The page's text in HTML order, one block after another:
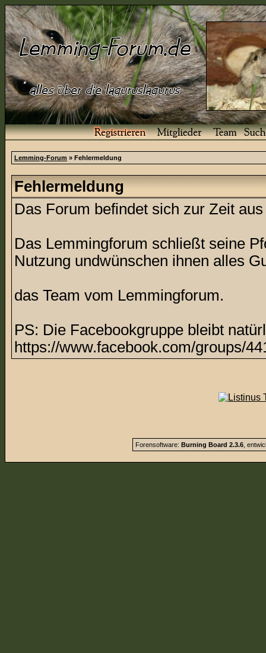
Lemming-Forum » Fehlermeldung
Fehlermeldung
Das Forum befindet sich zur Zeit
Das Lemmingforum schließt seine
Nutzung undwünschen ihnen alles
das Team vom Lemmingforum.
PS: Die Facebookgruppe bleibt
https://www.facebook.com/groups/
Forensoftware: Burning Board 2.3.6,